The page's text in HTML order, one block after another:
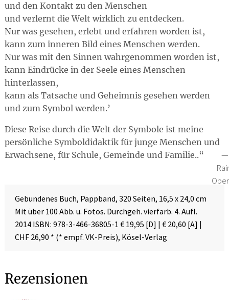
und den Kontakt zu den Menschen
und verlernt die Welt wirklich zu entdecken.
Nur was gesehen, erlebt und erfahren worden ist,
kann zum inneren Bild eines Menschen werden.
Nur was mit den Sinnen wahrgenommen worden ist,
kann Eindrücke in der Seele eines Menschen
hinterlassen,
kann als Tatsache und Geheimnis gesehen werden
und zum Symbol werden.’
Diese Reise durch die Welt der Symbole ist meine
persönliche Symboldidaktik für junge Menschen und
Erwachsene, für Schule, Gemeinde und Familie..
Gebundenes Buch, Pappband, 320 Seiten, 16,5 x 24,0 cm
Mit über 100 Abb. u. Fotos. Durchgeh. vierfarb. 4. Aufl.
2014 ISBN: 978-3-466-36805-1 € 19,95 [D] | € 20,60 [A] |
CHF 26,90 * (* empf. VK-Preis), Kösel-Verlag
Rezensionen